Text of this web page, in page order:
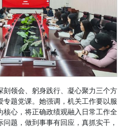
刻领会、躬身践行、凝心聚力三个方
专题党课。她强调，机关工作要以服
核心，将正确政绩观融入日常工作全
题，做到事事有回应，真抓实干，